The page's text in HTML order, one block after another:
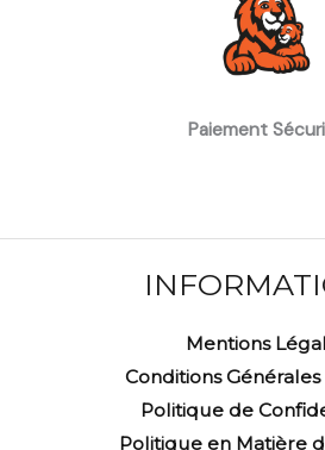
Paiement
Mentions
Conditions
Politique de
Politique en Matière